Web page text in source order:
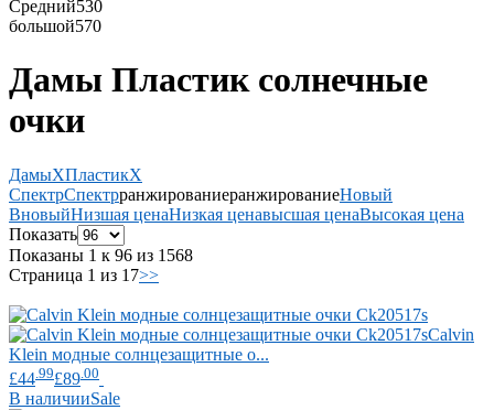
Средний530
большой570
Дамы Пластик солнечные
очки
ДамыXПластикX
СпектрСпектрранжированиеранжированиеНовый
ВновыйНизшая ценаНизкая ценавысшая ценаВысокая цена
Показать
Показаны 1 к 96 из 1568
Страница 1 из 17>>
Calvin
Klein модные солнцезащитные о...
£44 .99£89 .00
В наличииSale